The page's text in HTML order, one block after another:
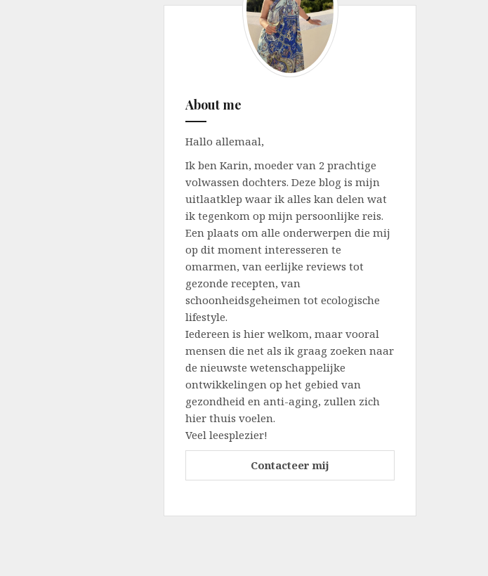
About me
Hallo allemaal,
Ik ben Karin, moeder van 2 prachtige
volwassen dochters. Deze blog is mijn
uitlaatklep waar ik alles kan delen wat
ik tegenkom op mijn persoonlijke reis.
Een plaats om alle onderwerpen die mij
op dit moment interesseren te
omarmen, van eerlijke reviews tot
gezonde recepten, van
schoonheidsgeheimen tot ecologische
lifestyle.
Iedereen is hier welkom, maar vooral
mensen die net als ik graag zoeken naar
de nieuwste wetenschappelijke
ontwikkelingen op het gebied van
gezondheid en anti-aging, zullen zich
hier thuis voelen.
Veel leesplezier!
Contacteer mij